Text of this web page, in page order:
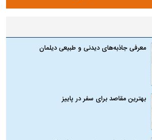
معرفی جاذبه‌های دیدنی و طبیعی دیلمان
بهترین مقاصد برای سفر در پاییز